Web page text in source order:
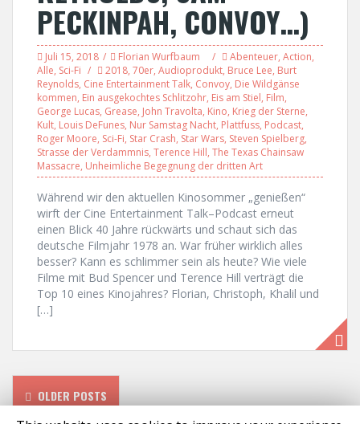
PECKINPAH, CONVOY…)
Juli 15, 2018 Florian Wurfbaum Abenteuer, Action,
Alle, Sci-Fi 2018, 70er, Audioprodukt, Bruce Lee, Burt
Reynolds, Cine Entertainment Talk, Convoy, Die Wildgänse
kommen, Ein ausgekochtes Schlitzohr, Eis am Stiel, Film,
George Lucas, Grease, John Travolta, Kino, Krieg der Sterne,
Kult, Louis DeFunes, Nur Samstag Nacht, Plattfuss, Podcast,
Roger Moore, Sci-Fi, Star Crash, Star Wars, Steven Spielberg,
Strasse der Verdammnis, Terence Hill, The Texas Chainsaw
Massacre, Unheimliche Begegnung der dritten Art
Während wir den aktuellen Kinosommer „genießen“
wirft der Cine Entertainment Talk–Podcast erneut
einen Blick 40 Jahre rückwärts und schaut sich das
deutsche Filmjahr 1978 an. War früher wirklich alles
besser? Kann es schlimmer sein als heute? Wie viele
Filme mit Bud Spencer und Terence Hill verträgt die
Top 10 eines Kinojahres? Florian, Christoph, Khalil und
[…]
P OLDER POSTS